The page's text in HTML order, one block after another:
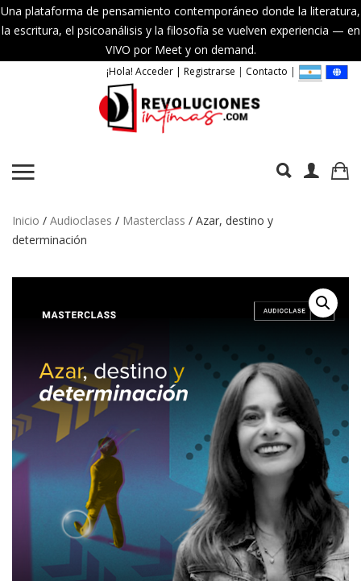
Una plataforma de pensamiento contemporáneo donde la literatura,
la escritura, el psicoanálisis y la filosofía se vuelven experiencia — en
VIVO por Meet y on demand.
¡Hola! Acceder | Registrarse | Contacto |
Inicio / Audioclases / Masterclass / Azar, destino y
determinación